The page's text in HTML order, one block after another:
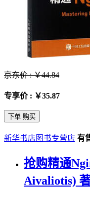
京东价 : ￥44.84
专享价 : ￥35.87
下单 购买
新华书店图书专营店 有
抢购精通
Aivaliotis)